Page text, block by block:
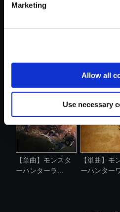
Marketing
Allow all
Use necessary
【単曲】モンスタ
【単曲】モ
ーハンター
【単曲】モンスタ
ーハンターラ...
【単曲】モ
ーハンターワ